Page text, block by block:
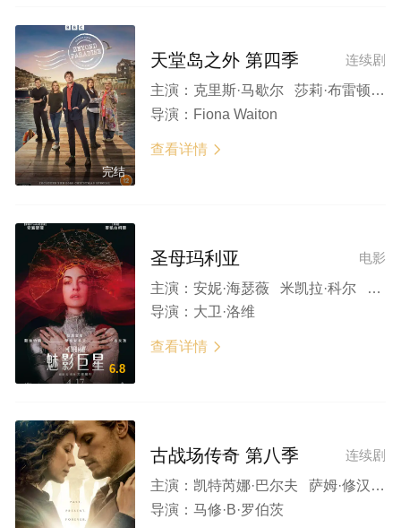
完结
连续剧
天堂岛之外 第四季
主演： 克里斯·马歇尔 莎莉·布雷顿 莎拉·艾哈迈迪 迪兰·卢埃林 芭芭拉·弗林 费莉西蒂·蒙塔古 吉米·巴姆博 梅琳娜·西纳迪努 伊娃·费勒 菲尔·丹尼尔斯
导演： Fiona Waiton
查看详情 
6.8
电影
圣母玛利亚
主演： 安妮·海瑟薇 米凯拉·科尔 亨特·莎弗 小枝女孩 雅典娜·弗里泽尔 凯雅·基伯 杰西卡·布朗·芬德利 伊绍拉·巴贝-布朗 阿尔芭·巴普蒂斯塔 茜安·克利福德 帕里纳斯·埃斯梅尔萨德 劳拉·米金 朱莉娅·斯托尔巴 丹尼·维塔勒
导演： 大卫·洛维
查看详情 
连续剧
古战场传奇 第八季
主演： 凯特芮娜·巴尔夫 萨姆·修汉 索菲亚·斯凯尔顿 理查德·兰金
导演： 马修·B·罗伯茨